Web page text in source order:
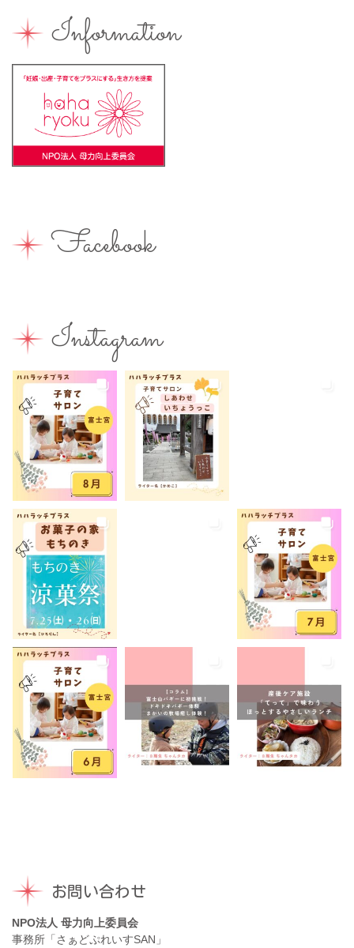
バーベキュー ベビーカーOK
ベビ＊ステ マタニティ
ママの息抜き ミルク用お湯提供
ライター募集 ランチ
一時保育 一時預かり
子連れ 子連れOK
富士山本宮浅間大社 小学生
屋外イベント 幼児 幼稚園 広報ふじのみや
弁当 我が家のコロナ対策 手土産
撮影スポット 有料
未就学児 水遊び 求人 洋菓子
産後ケア 病児保育 病後児保育
美容 老舗店 観光地
託児あり 託児有り 転入ママ
防災 離乳食持ち込みOK 雨でも遊べる
音楽 養成講座
Information
Facebook
Instagram
お問い合わせ
NPO法人 母力向上委員会
事務所「さぁどぷれいすSAN」